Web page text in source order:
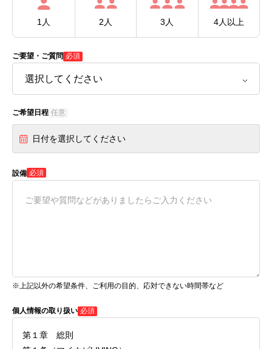
1人 2人 3人 4人以上
ご要望・ご質問 必須
ご希望日程 任意
日付を選択してください
設備 必須
※上記以外の希望条件、ご利用の目的、応対できない時間帯など
個人情報の取り扱い 必須
第１章 総則